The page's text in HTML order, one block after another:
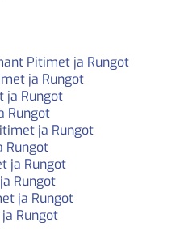
Pitimet ja Rungot
ja Rungot
ja Rungot
Rungot
ja Rungot
Rungot
ja Rungot
Rungot
ja Rungot
Rungot